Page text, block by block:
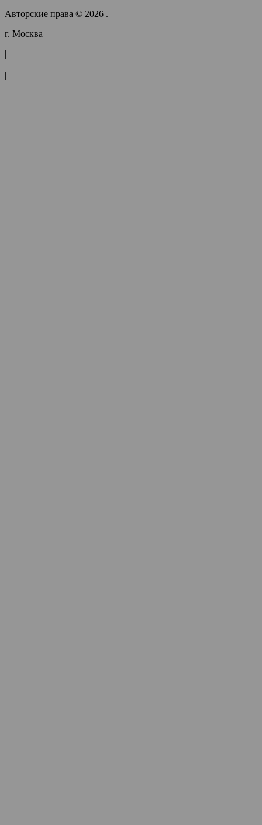
Авторские права © 2026 .
г. Москва
|
|